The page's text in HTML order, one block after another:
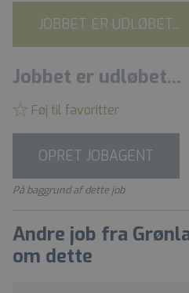
JOBBET ER UDLØBET...
Jobbet er udløbet...
Føj til favoritter
OPRET JOBAGENT
På baggrund af dette job
Andre job fra
om dette